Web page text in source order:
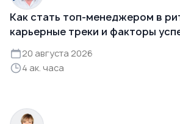
Как стать топ-менеджером в
карьерные треки и факторы
20 августа 2026
4 ак. часа